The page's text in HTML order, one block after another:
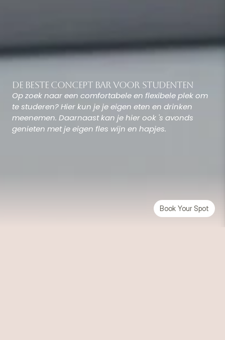
De beste Concept Bar voor studenten
Op zoek naar een comfortabele en flexibele plek om
te studeren? Hier kun je je eigen eten en drinken
meenemen. Daarnaast kan je hier ook 's avonds
genieten met je eigen fles wijn en hapjes.
Book Your Spot